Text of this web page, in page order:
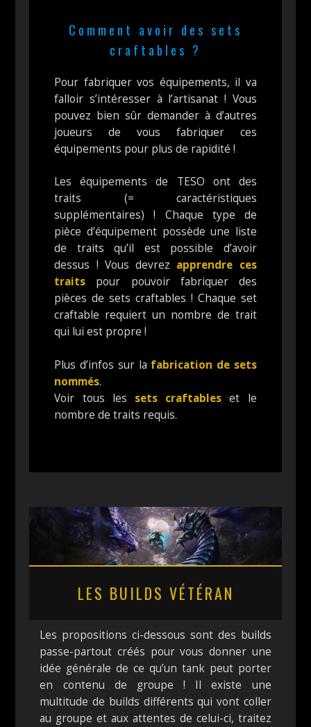
Comment avoir des sets
craftables ?
Pour fabriquer vos équipements, il va
falloir s’intéresser à l’artisanat ! Vous
pouvez bien sûr demander à d’autres
joueurs de vous fabriquer ces
équipements pour plus de rapidité !
Les équipements de TESO ont des
traits (= caractéristiques
supplémentaires) ! Chaque type de
pièce d’équipement possède une liste
de traits qu’il est possible d’avoir
dessus ! Vous devrez apprendre ces
traits pour pouvoir fabriquer des
pièces de sets craftables ! Chaque set
craftable requiert un nombre de trait
qui lui est propre !
Plus d’infos sur la fabrication de sets
nommés.
Voir tous les sets craftables et le
nombre de traits requis.
LES BUILDS VÉTÉRAN
Les propositions ci-dessous sont des builds
passe-partout créés pour vous donner une
idée générale de ce qu’un tank peut porter
en contenu de groupe ! Il existe une
multitude de builds différents qui vont coller
au groupe et aux attentes de celui-ci, traitez